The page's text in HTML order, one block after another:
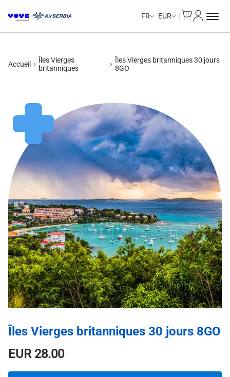
FR EUR
Accueil
Îles Vierges
britanniques
Îles Vierges britanniques 30 jours
8GO
Îles Vierges britanniques 30 jours 8GO
EUR28.00